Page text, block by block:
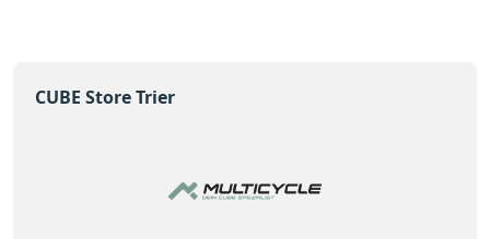
CUBE Store Trier